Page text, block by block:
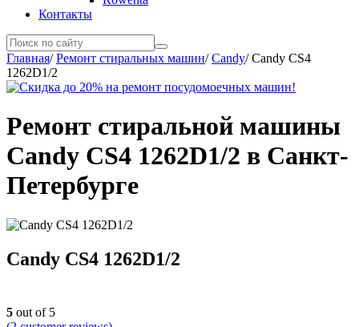
Контакты
Главная/Ремонт стиральных машин/Candy/Candy CS4
1262D1/2
Ремонт стиральной машины
Candy CS4 1262D1/2 в Санкт-
Петербурге
Candy CS4 1262D1/2
5 out of 5